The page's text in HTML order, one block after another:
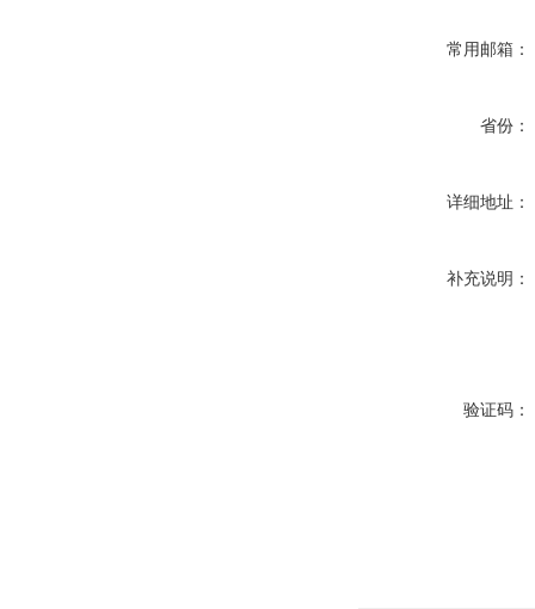
常用邮箱：
省份：
详细地址：
补充说明：
验证码：